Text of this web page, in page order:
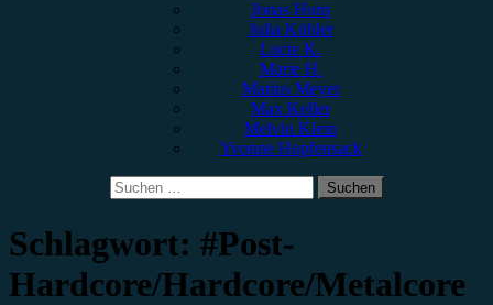
Jonas Horn
Julia Köhler
Lucie K.
Marie H.
Marius Meyer
Max Keller
Melvin Klein
Yvonne Hopfensack
Suchen
nach:
Schlagwort: #Post-
Hardcore/Hardcore/Metalcore